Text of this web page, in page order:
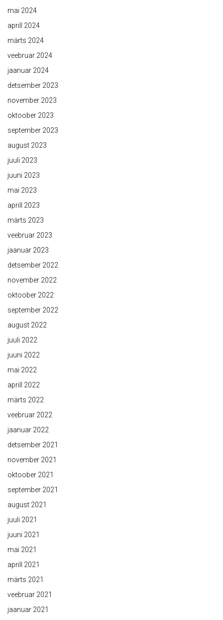
mai 2024
aprill 2024
märts 2024
veebruar 2024
jaanuar 2024
detsember 2023
november 2023
oktoober 2023
september 2023
august 2023
juuli 2023
juuni 2023
mai 2023
aprill 2023
märts 2023
veebruar 2023
jaanuar 2023
detsember 2022
november 2022
oktoober 2022
september 2022
august 2022
juuli 2022
juuni 2022
mai 2022
aprill 2022
märts 2022
veebruar 2022
jaanuar 2022
detsember 2021
november 2021
oktoober 2021
september 2021
august 2021
juuli 2021
juuni 2021
mai 2021
aprill 2021
märts 2021
veebruar 2021
jaanuar 2021